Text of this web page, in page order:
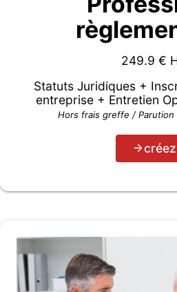
249.9 €
Statuts Juridiques +
entreprise + Entretien
Hors frais greffe / Parution
créez